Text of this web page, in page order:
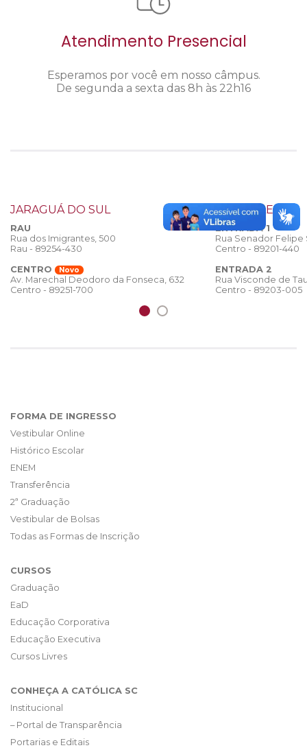
Atendimento Presencial
Esperamos por você em nosso câmpus.
De segunda a sexta das 8h às 22h16
JARAGUÁ DO SUL
RAU
Rua dos Imigrantes, 500
Rau - 89254-430
CENTRO
Novo
Av. Marechal Deodoro da Fonseca, 632
Centro - 89251-700
JOINVILLE
ENTRADA 1
Rua Senador
Centro - 89201-440
ENTRADA 2
Rua Visconde de
Centro - 89203-005
FORMA DE INGRESSO
Vestibular Online
Histórico Escolar
ENEM
Transferência
2ª Graduação
Vestibular de Bolsas
Todas as Formas de Inscrição
CURSOS
Graduação
EaD
Educação Corporativa
Educação Executiva
Cursos Livres
CONHEÇA A CATÓLICA SC
Institucional
– Portal de Transparência
Portarias e Editais